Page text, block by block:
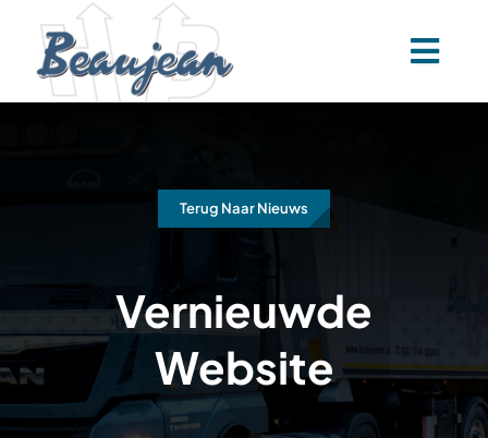
content
Terug Naar Nieuws
Vernieuwde
Website